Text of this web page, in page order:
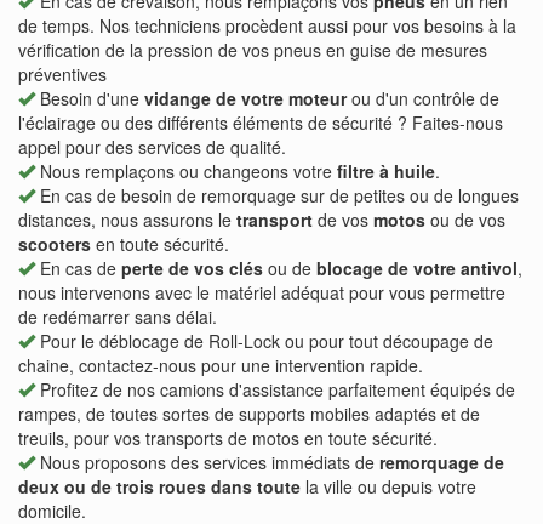
de temps. Nos techniciens procèdent aussi pour vos besoins à la
vérification de la pression de vos pneus en guise de mesures
préventives
Besoin d'une vidange de votre moteurou d'un contrôle de
l'éclairage ou des différents éléments de sécurité ? Faites-nous
appel pour des services de qualité.
Nous remplaçons ou changeons votre filtre à huile.
En cas de besoin de remorquage sur de petites ou de longues
distances, nous assurons le transport de vos motos ou de vos
scooters en toute sécurité.
En cas de perte de vos clés ou de blocage de votre antivol,
nous intervenons avec le matériel adéquat pour vous permettre
de redémarrer sans délai.
Pour le déblocage de Roll-Lock ou pour tout découpage de
chaine, contactez-nous pour une intervention rapide.
Profitez de nos camions d'assistance parfaitement équipés de
rampes, de toutes sortes de supports mobiles adaptés et de
treuils, pour vos transports de motos en toute sécurité.
Nous proposons des services immédiats de remorquage de
deux ou de trois roues dans toute la ville ou depuis votre
domicile.